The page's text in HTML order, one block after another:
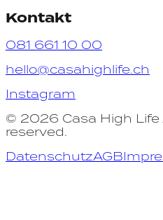
Kontakt
081 661 10 00
hello@casahighlife.ch
Instagram
© 2026 Casa High Life
reserved.
DatenschutzAGB